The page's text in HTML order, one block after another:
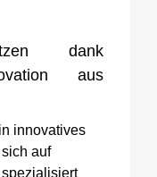
dank
aus
innovatives
auf